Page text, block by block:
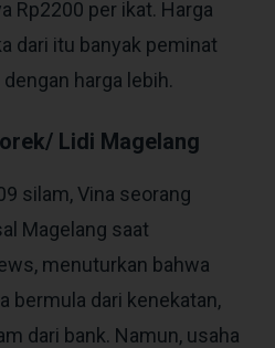
Rp2200 per ikat. Harga
dari itu banyak peminat
harga lebih.
Lidi Magelang
silam, Vina seorang
Magelang saat
menuturkan bahwa
bermula dari kenekatan,
dari bank. Namun, usaha